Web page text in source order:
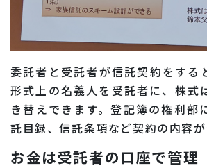
委託者と受託者が信託契約をする
形式上の名義人を受託者に、株式
き替えできます。登記簿の権利部
託目録、信託条項など契約の内容が
お金は受託者の口座で管理